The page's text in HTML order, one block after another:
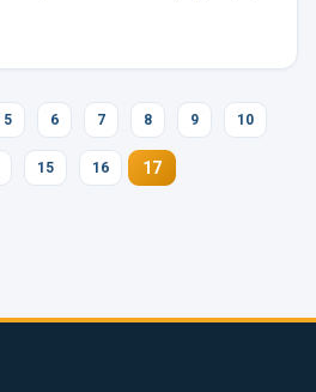
5 6 7 8 9 10
15 16 17